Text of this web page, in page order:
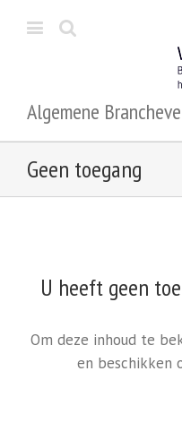
Algemene
Geen toegang
U heeft geen
Om deze inhoud te
en beschikken